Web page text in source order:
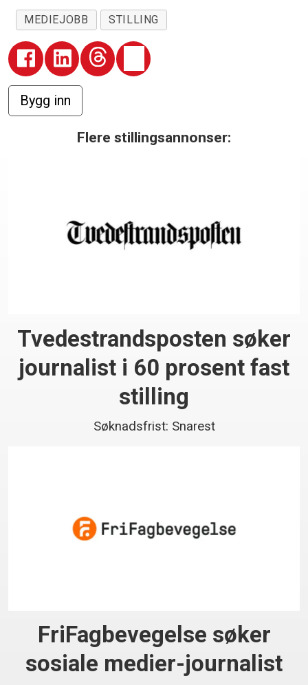
MEDIEJOBB STILLING
Flere stillingsannonser:
Tvedestrandsposten søker
journalist i 60 prosent fast
stilling
Søknadsfrist: Snarest
FriFagbevegelse søker
sosiale medier-journalist